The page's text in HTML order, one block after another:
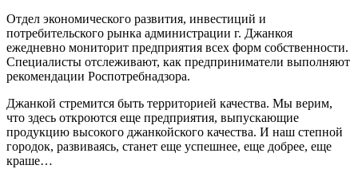
Отдел экономического развития, инвестиций и
потребительского рынка администрации г. Джанкоя
ежедневно мониторит предприятия всех форм собственности.
Специалисты отслеживают, как предприниматели выполняют
рекомендации Роспотребнадзора.
Джанкой стремится быть территорией качества. Мы верим,
что здесь откроются еще предприятия, выпускающие
продукцию высокого джанкойского качества. И наш степной
городок, развиваясь, станет еще успешнее, еще добрее, еще
краше…